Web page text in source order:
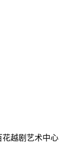
越剧艺术中心